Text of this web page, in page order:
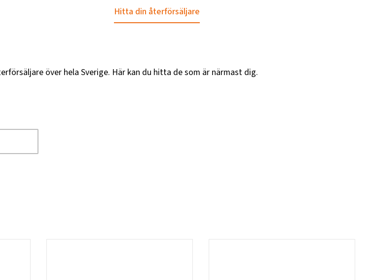
Hitta din återförsäljare
över hela Sverige. Här kan du hitta de som är närmast dig.